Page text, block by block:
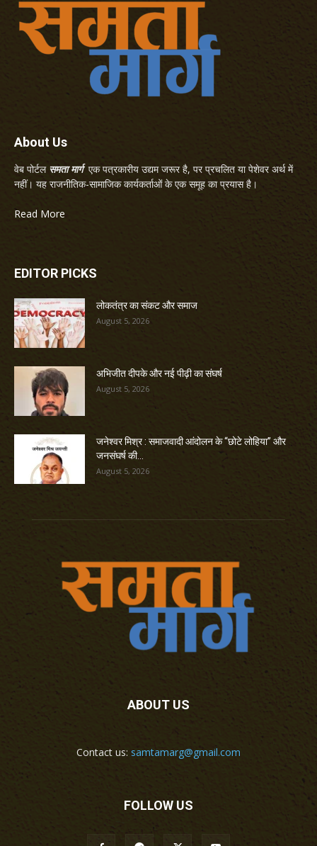
About Us
वेब पोर्टल समता मार्गएक पत्रकारीय उद्यम जरूर है, पर प्रचलित या पेशेवर अर्थ में
नहीं। यह राजनीतिक-सामाजिक कार्यकर्ताओं के एक समूह का प्रयास है।
Read More
EDITOR PICKS
लोकतंत्र का संकट और समाज
August 5, 2026
अभिजीत दीपके और नई पीढ़ी का संघर्ष
August 5, 2026
जनेश्वर मिश्र : समाजवादी आंदोलन के “छोटे लोहिया” और
जनसंघर्ष की...
August 5, 2026
ABOUT US
Contact us: samtamarg@gmail.com
FOLLOW US